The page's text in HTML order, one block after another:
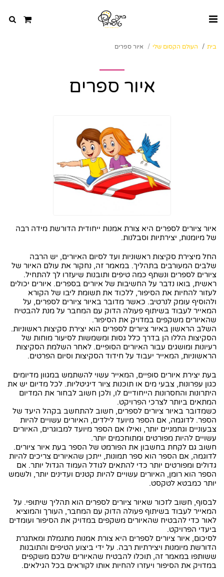
בית העולם הקסום שלי איור ספרים
איור ספרים
איור ציורים לספרים היא צורת אמנות ייחודית הדורשת מידה רבה
של מיומנות, יצירתיות וסבלנות.
החל מיצירת סקיצות ראשוניות ועד לסיום האיורים, יש הרבה
שלבים המעורבים בתהליך. במאמר זה, נחקור את עולם האיור של
ציורים לספרים ונשתף כמה טיפים ותובנות שיעזרו לך להתחיל.
ראשית, בואו נדבר על החשיבות של איורים בספרים. איורים יכולים
לעזור להחיות את הסיפור, ללכוד את תשומת ליבו של הקורא
ולהוסיף עומק לנרטיב. כאשר מדובר באיור ציורים לספרים, על
המאייר לעבוד בשיתוף פעולה הדוק עם המחבר על מנת להבטיח
שהאיורים משקפים במדויק את הסיפור.
השלב הראשון באיור ציורים לספרים הוא יצירת סקיצות ראשוניות.
הסקיצות הללו הן בדרך כלל גסות ומשמשות לסיעור מוחות של
רעיונות ומושגים עבור האיורים הסופיים. לאחר השלמת הסקיצות
הראשוניות, המאייר יעבוד על חידוד הסקיצות וסיום הפרטים.
בעת יצירת איורים סופיים, המאייר עשוי להשתמש במגוון מדיומים
כגון עפרונות, צבעי מים או תוכנות ציור דיגיטליות. לכל מדיום יש את
היתרונות והחסרונות הייחודיים לו, ולכן חשוב לבחור את המדיום
המתאים ביותר לצרכי הפרויקט.
כשמדובר באיור ציורים לספרים, חשוב להתחשב בקהל היעד של
הספר. לדוגמה, אם הספר מיועד לילדים, האיורים עשויים להיות
צבעוניים וגחמניים יותר, ואילו אם הספר מיועד למבוגרים, האיורים
עשויים להיות מפורטים ומתוחכמים יותר.
חשוב גם לקחת בחשבון את הפורמט של הספר בעת איור ציורים.
לדוגמה, אם הספר הוא ספר תמונות, ייתכן שהאיורים צריכים להיות
גדולים ומפורטים יותר כדי להתאים לגודל העמוד הגדול יותר. אם
הספר הוא רומן, האיורים עשויים להיות קטנים ועדינים יותר, ולשמש
יותר כמבטא לטקסט.
לבסוף, חשוב לזכור שאיור ציורים לספרים הוא תהליך שיתופי. על
המאייר לעבוד בשיתוף פעולה הדוק עם המחבר, העורך והמוציא
לאור כדי להבטיח שהאיורים משקפים במדויק את הסיפור ועומדים
ביעדי הפרויקט.
לסיכום, איור ציורים לספרים היא צורת אמנות מתגמלת ומאתגרת
הדורשת מיומנות ויצירתיות רבה. על ידי ביצוע הטיפים והתובנות
ששותפו במאמר זה, תוכלו להבטיח שהאיורים שלכם משקפים
במדויק את הסיפור ויעזרו להחיות אותו לקוראים בכל הגילאים.